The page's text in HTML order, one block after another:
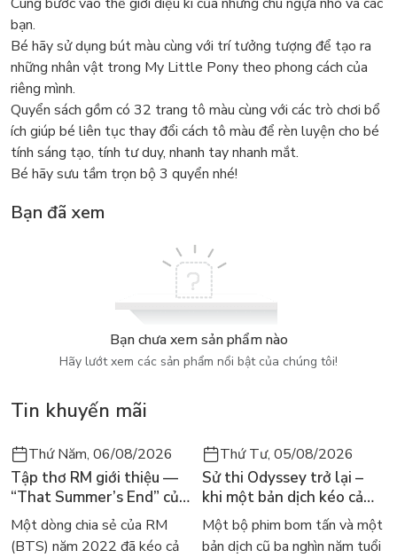
bạn.
Bé hãy sử dụng bút màu cùng với trí tưởng tượng để tạo ra
những nhân vật trong My Little Pony theo phong cách của
riêng mình.
Quyển sách gồm có 32 trang tô màu cùng với các trò chơi bổ
ích giúp bé liên tục thay đổi cách tô màu để rèn luyện cho bé
tính sáng tạo, tính tư duy, nhanh tay nhanh mắt.
Bé hãy sưu tầm trọn bộ 3 quyển nhé!
Bạn đã xem
Bạn chưa xem sản phẩm nào
Hãy lướt xem các sản phẩm nổi bật của chúng tôi!
Tin khuyến mãi
Thứ Năm, 06/08/2026
Tập thơ RM giới thiệu —
“That Summer’s End” của
Lee Seong-bok ra mắt bản
tiếng Anh sau 4 năm gây
Một dòng chia sẻ của RM
(BTS) năm 2022 đã kéo cả
Thứ Tư, 05/08/2026
Sử thi Odyssey trở lại –
khi một bản dịch kéo cả
thế giới về với văn học
kinh điển
Một bộ phim bom tấn và một
bản dịch cũ ba nghìn năm tuổi